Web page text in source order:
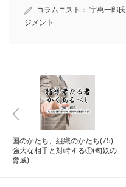
コラムニスト： 宇惠一郎氏
ジメント
国のかたち、組織のかたち(75)
強大な相手と対峙する①(匈奴の
脅威)